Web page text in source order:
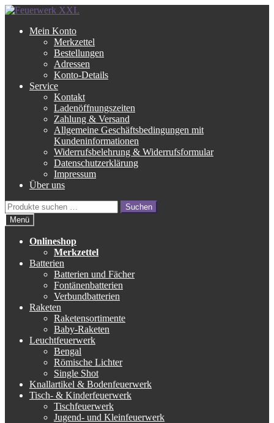
Zur
springen
Zum
springenMein Konto
Merkzettel
Bestellungen
Adressen
Konto-Details
Service
Kontakt
Ladenöffnungszeiten
Zahlung & Versand
Allgemeine Geschäftsbedingungen mit
Kundeninformationen
Widerrufsbelehrung & Widerrufsformular
Datenschutzerklärung
Impressum
Über uns
Suche
nach:
Suchen
Menü
Onlineshop
Merkzettel
Batterien
Batterien und Fächer
Fontänenbatterien
Verbundbatterien
Raketen
Raketensortimente
Baby-Raketen
Leuchtfeuerwerk
Bengal
Römische Lichter
Single Shot
Knallartikel & Bodenfeuerwerk
Tisch- & Kinderfeuerwerk
Tischfeuerwerk
Jugend- und Kleinfeuerwerk